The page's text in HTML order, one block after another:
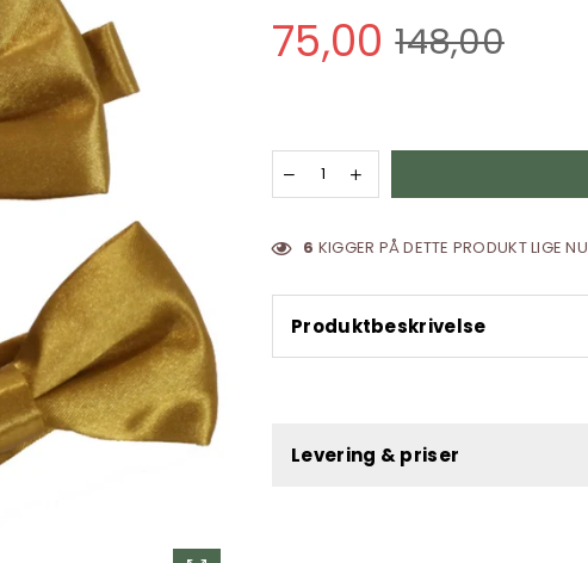
Normal
75,00 148,00
6 KIGGER PÅ DETTE PRODUKT LIGE NU
Produktbeskrivelse
Levering & priser